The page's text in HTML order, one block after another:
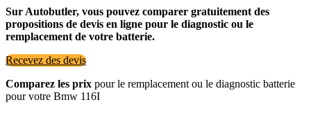
Sur Autobutler, vous pouvez comparer gratuitement des
propositions de devis en ligne pour le diagnostic ou le
remplacement de votre batterie.
Recevez des devis
Comparez les prix pour le remplacement ou le diagnostic batterie
pour votre Bmw 116I